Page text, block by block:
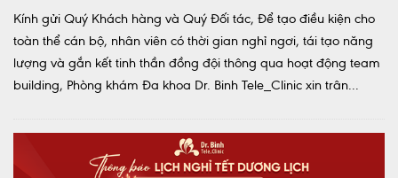
Kính gửi Quý Khách hàng và Quý Đối tác, Để tạo điều kiện cho
toàn thể cán bộ, nhân viên có thời gian nghỉ ngơi, tái tạo năng
lượng và gắn kết tinh thần đồng đội thông qua hoạt động team
building, Phòng khám Đa khoa Dr. Binh Tele_Clinic xin trân...